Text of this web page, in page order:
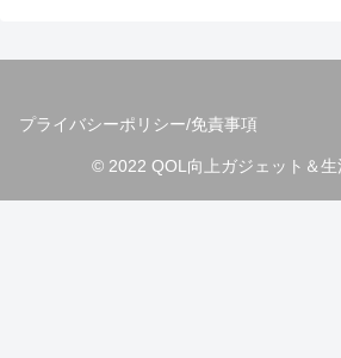
プライバシーポリシー/免責事項
© 2022 QOL向上ガジェット＆生